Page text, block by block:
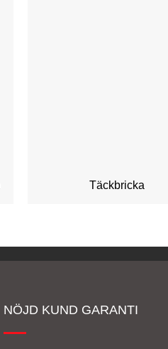
Täckbricka
NÖJD KUND GARANTI